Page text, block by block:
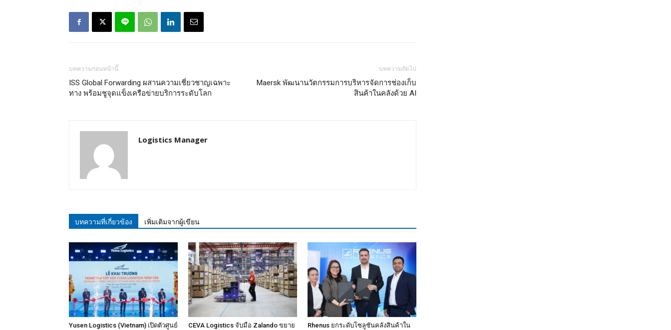
บทความก่อนหน้านี้
ISS Global Forwarding ผสานความเชี่ยวชาญเฉพาะ
ทาง พร้อมชูจุดแข็งเครือข่ายบริการระดับโลก
บทความถัดไป
Maersk พัฒนานวัตกรรมการบริหารจัดการช่องเก็บ
สินค้าในคลังด้วย AI
Logistics Manager
บทความที่เกี่ยวข้อง เพิ่มเติมจากผู้เขียน
Yusen Logistics (Vietnam) เปิดตัวศูนย์ CEVA Logistics จับมือ Zalando ขยาย Rhenus ยกระดับโซลูชันคลังสินค้าใน